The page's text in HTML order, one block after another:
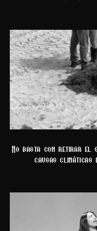
No basta con retirar el
causas